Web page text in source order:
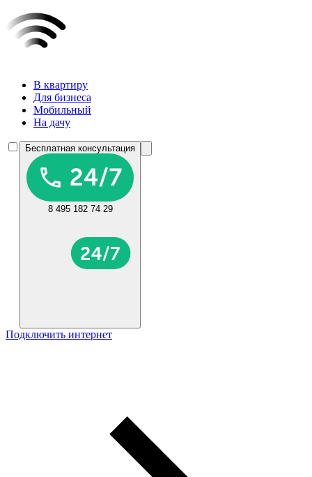
В квартиру
Для бизнеса
Мобильный
На дачу
Бесплатная консультация
8 495 182 74 29
Подключить интернет